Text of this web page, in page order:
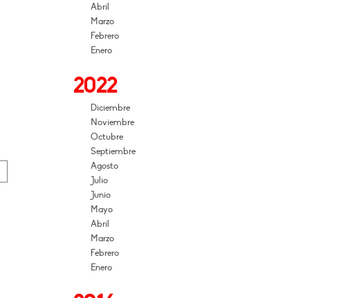
Abril
Marzo
Febrero
Enero
2022
Diciembre
Noviembre
Octubre
Septiembre
Agosto
Julio
Junio
Mayo
Abril
Marzo
Febrero
Enero